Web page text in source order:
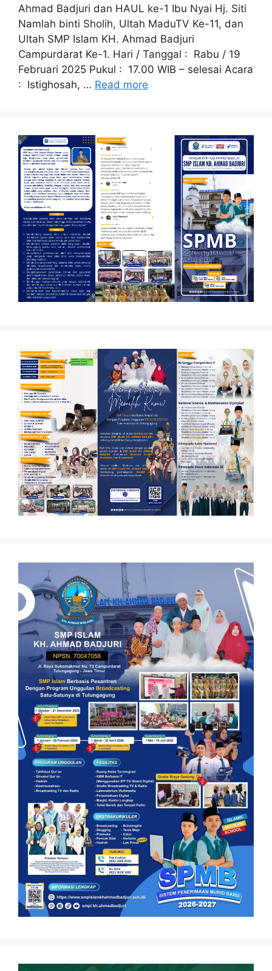
Ahmad Badjuri dan HAUL ke-1 Ibu Nyai Hj. Siti
Namlah binti Sholih, Ultah MaduTV Ke-11, dan
Ultah SMP Islam KH. Ahmad Badjuri
Campurdarat Ke-1. Hari / Tanggal : Rabu / 19
Februari 2025 Pukul : 17.00 WIB – selesai Acara
: Istighosah, … Read more